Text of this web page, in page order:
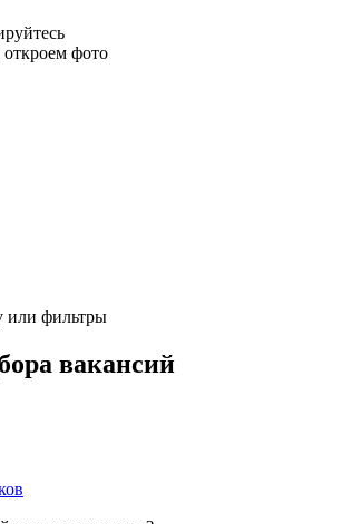
фото
или фильтры
вакансий